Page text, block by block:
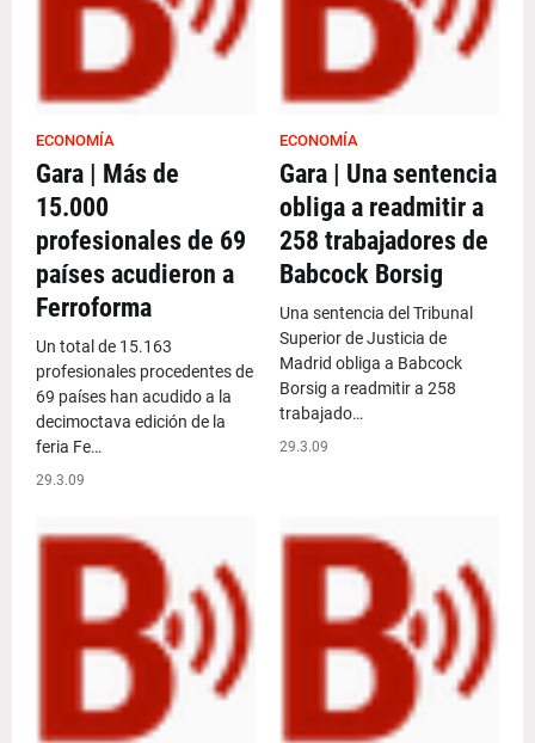
ECONOMÍA
Gara | Más de
15.000
profesionales de 69
países acudieron a
Ferroforma
Un total de 15.163
profesionales procedentes de
69 países han acudido a la
decimoctava edición de la
feria Fe…
29.3.09
ECONOMÍA
Gara | Una sentencia
obliga a readmitir a
258 trabajadores de
Babcock Borsig
Una sentencia del Tribunal
Superior de Justicia de
Madrid obliga a Babcock
Borsig a readmitir a 258
trabajado…
29.3.09